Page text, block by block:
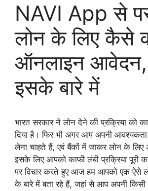
NAVI App से
लोन के लिए कैसे
ऑनलाइन
इसके बारे में
भारत सरकार ने लोन देने की प्रक्रिया को
दिया है। फिर भी अगर आप अपनी
लेना चाहते हैं, एवं बैंकों में जाकर लोन के
इसके लिए आपको काफी लंबी प्रक्रिया पूरी
पर विचार करते हुए आज हम आपको एक ऐसे
के बारे में बता रहे हैं, जहां से आप अपनी